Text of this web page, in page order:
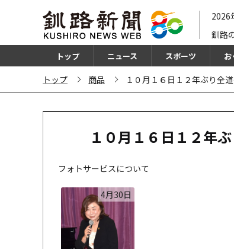
2026
釧路
トップ ニュース スポーツ お
トップ 商品 １０月１６日１２年ぶり全
１０月１６日１２年
フォトサービスについて
4月30日